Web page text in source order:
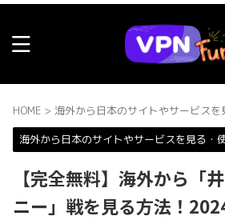
HOME > 海外から日本のサイトやサービスを
海外から日本のサイトやサービスを見る・
【完全無料】海外から「
ニー」戦を見る方法！